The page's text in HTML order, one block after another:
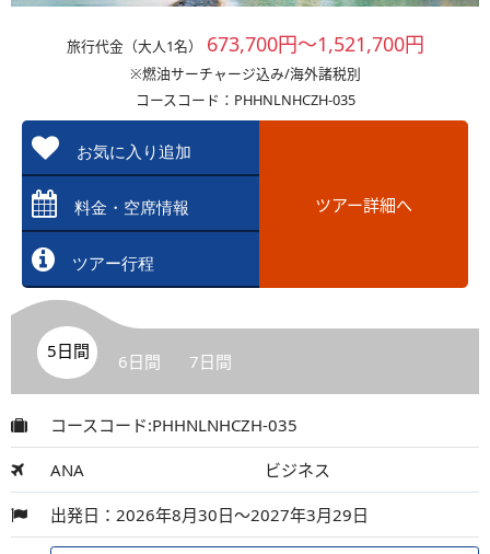
旅行代金（大人1名） 673,700円～1,521,700円
※燃油サーチャージ込み/海外諸税別
コースコード：PHHNLNHCZH-035
お気に入り追加
料金・空席情報
ツアー行程
ツアー詳細へ
5日間 6日間 7日間
コースコード:PHHNLNHCZH-035
ANA ビジネス
出発日：2026年8月30日～2027年3月29日